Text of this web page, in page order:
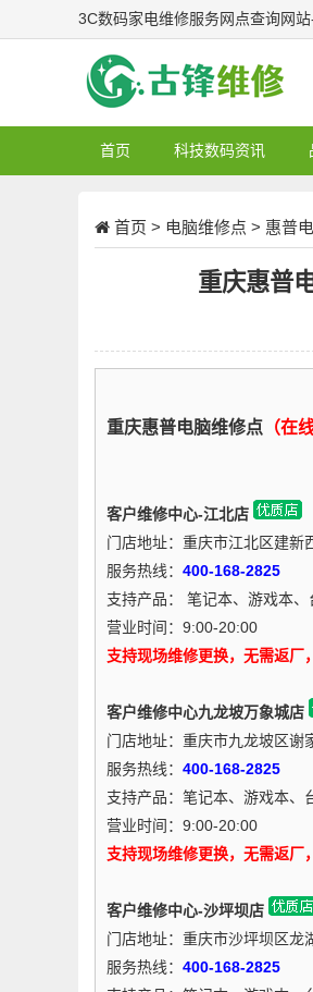
3C数码家电维修服务网点查询网
首页 科技数码资讯
首页 > 电脑维修点 > 惠普
重庆惠普
重庆惠普电脑维修点 （在
客户维修中心-江北店
门店地址：重庆市江北区建新
服务热线： 400-168-2825
支持产品： 笔记本、游戏本
营业时间：9:00-20:00
支持现场维修更换，无需返厂
客户维修中心九龙坡万象城店
门店地址：重庆市九龙坡区谢
服务热线： 400-168-2825
支持产品：笔记本、游戏本、
营业时间：9:00-20:00
支持现场维修更换，无需返厂
客户维修中心-沙坪坝店
门店地址：重庆市沙坪坝区龙
服务热线： 400-168-2825